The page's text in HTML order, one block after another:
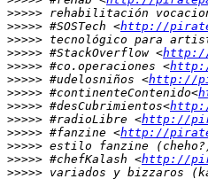
>>>>>
>>>>> #SOSTech <http://
>>>>>
>>>>> #StackOverflow <http://
>>>>> #co.operaciones <
>>>>> #udelosniños <http://
>>>>> #continenteContenido<
>>>>> #desCubrimientos<
>>>>> #radioLibre <http://
>>>>> #fanzine <http://
>>>>>
>>>>> #chefKalash <http://
>>>>>